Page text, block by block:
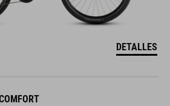
DETALLES